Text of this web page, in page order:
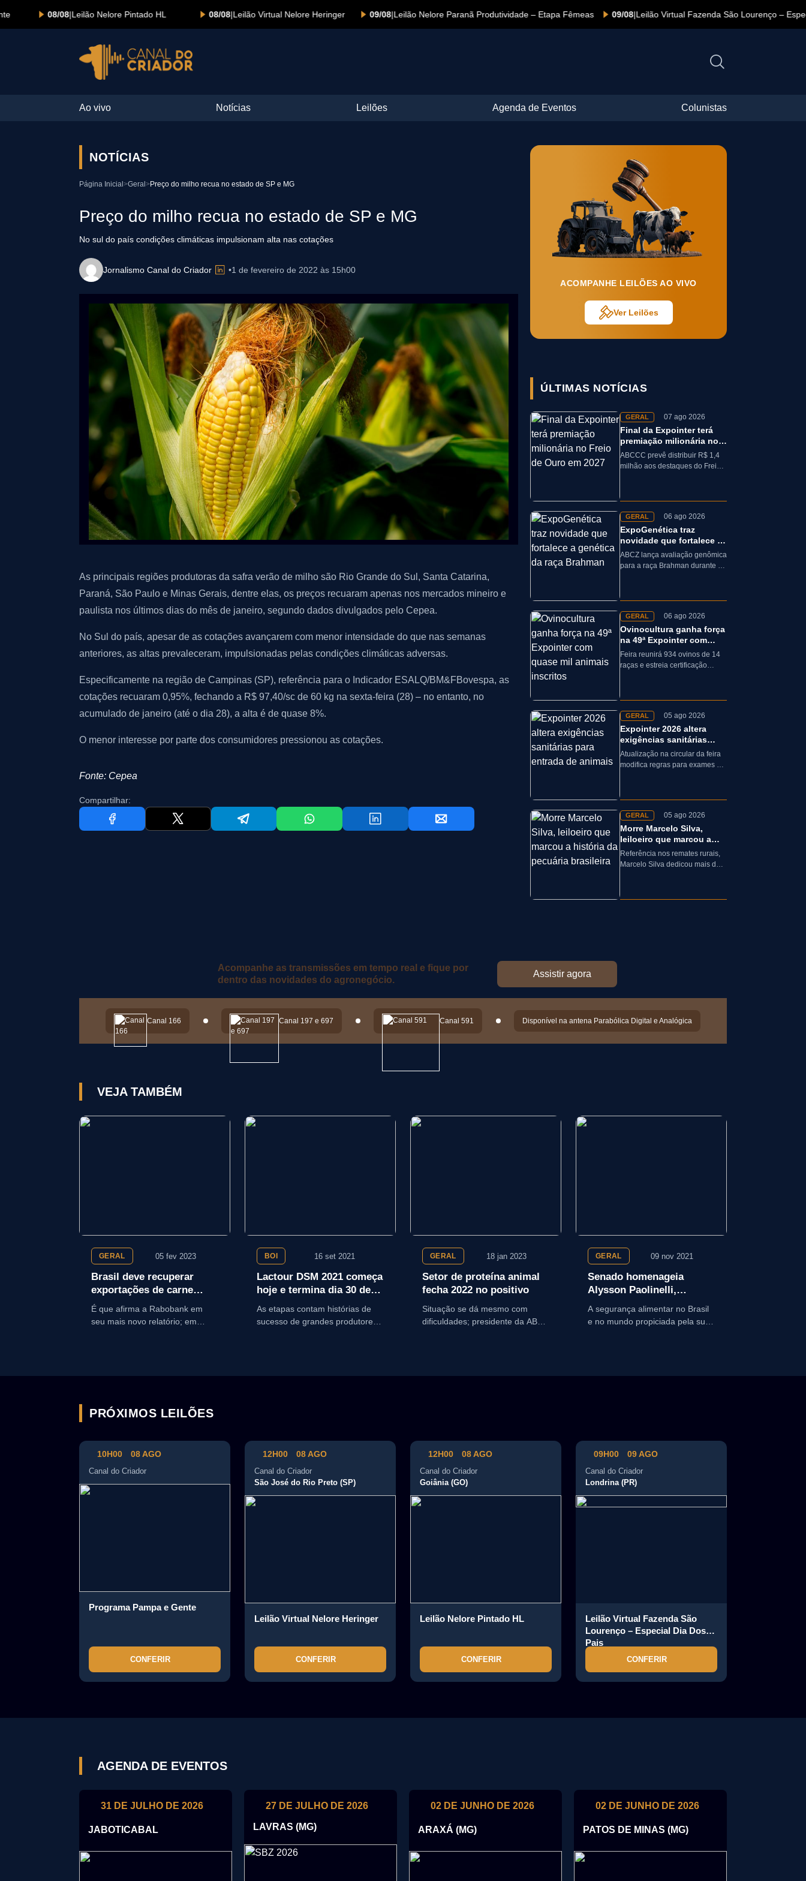
08/08 Leilão Nelore Pintado HL Leilão Virtual Nelore Heringer 09/08 Leilão Nelore Paranã Produtividade – Etapa Fêmeas 09/08 Leilão Virtual Fazenda São Lourenço – Especial Dia
Ao vivo Notícias Leilões Agenda de Eventos Colunistas
NOTÍCIAS
Página Inicial >Geral >Preço do milho recua no estado de SP e MG
Preço do milho recua no estado de SP e MG
No sul do país condições climáticas impulsionam alta nas cotações
Jornalismo Canal do Criador •1 de fevereiro de 2022 às 15h00
As principais regiões produtoras da safra verão de milho são Rio Grande do Sul, Santa Catarina,
Paraná, São Paulo e Minas Gerais, dentre elas, os preços recuaram apenas nos mercados mineiro e
paulista nos últimos dias do mês de janeiro, segundo dados divulgados pelo Cepea.
No Sul do país, apesar de as cotações avançarem com menor intensidade do que nas semanas
anteriores, as altas prevaleceram, impulsionadas pelas condições climáticas adversas.
Especificamente na região de Campinas (SP), referência para o Indicador ESALQ/BM&FBovespa, as
cotações recuaram 0,95%, fechando a R$ 97,40/sc de 60 kg na sexta-feira (28) – no entanto, no
acumulado de janeiro (até o dia 28), a alta é de quase 8%.
O menor interesse por parte dos consumidores pressionou as cotações.
Fonte: Cepea
Compartilhar:
ACOMPANHE LEILÕES AO VIVO
Ver Leilões
ÚLTIMAS NOTÍCIAS
GERAL 07 ago 2026
Final da Expointer terá
premiação milionária no
Freio de Ouro em 2027
ABCCC prevê distribuir R$ 1,4
milhão aos destaques do Freio
GERAL 06 ago 2026
ExpoGenética traz
novidade que fortalece a
genética da raça Brahman
ABCZ lança avaliação genômica
para a raça Brahman durante a
GERAL 06 ago 2026
Ovinocultura ganha força
na 49ª Expointer com
quase mil animais
inscritos
Feira reunirá 934 ovinos de 14
raças e estreia certificação
GERAL 05 ago 2026
Expointer 2026 altera
exigências sanitárias
para entrada de animais;
entenda
Atualização na circular da feira
modifica regras para exames e
GERAL 05 ago 2026
Morre Marcelo Silva,
leiloeiro que marcou a
história da pecuária
brasileira
Referência nos remates rurais,
Marcelo Silva dedicou mais de
Acompanhe as transmissões em tempo real e fique por
dentro das novidades do agronegócio.
Assistir agora
Canal 166 Canal 197 e 697 Canal 591 Disponível na antena Parabólica Digital e Analógica
VEJA TAMBÉM
GERAL 05 fev 2023
Brasil deve recuperar
exportações de carne
suína
É que afirma a Rabobank em
seu mais novo relatório; em
BOI 16 set 2021
Lactour DSM 2021 começa
hoje e termina dia 30 de
setembro
As etapas contam histórias de
sucesso de grandes produtores
GERAL 18 jan 2023
Setor de proteína animal
fecha 2022 no positivo
Situação se dá mesmo com
dificuldades; presidente da ABPA
GERAL 09 nov 2021
Senado homenageia
Alysson Paolinelli,
indicado ao Nobel da Paz
em 2021
A segurança alimentar no Brasil
e no mundo propiciada pela sua
PRÓXIMOS LEILÕES
10H00 08 AGO
Canal do Criador
Programa Pampa e Gente
CONFERIR
12H00 08 AGO
Canal do Criador
São José do Rio Preto (SP)
Leilão Virtual Nelore Heringer
CONFERIR
12H00 08 AGO
Canal do Criador
Goiânia (GO)
Leilão Nelore Pintado HL
CONFERIR
09H00 09 AGO
Canal do Criador
Londrina (PR)
Leilão Virtual Fazenda São
Lourenço – Especial Dia Dos
Pais
CONFERIR
AGENDA DE EVENTOS
31 DE JULHO DE 2026
JABOTICABAL
27 DE JULHO DE 2026
LAVRAS (MG)
02 DE JUNHO DE 2026
ARAXÁ (MG)
02 DE JUNHO DE 2026
PATOS DE MINAS (MG)